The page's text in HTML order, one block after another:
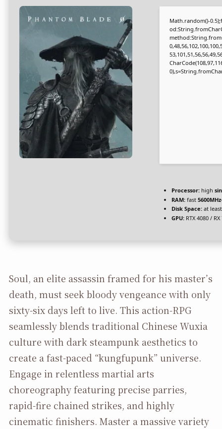
Math.random()-
Processor:high
RAM:fast
Disk Space:at
GPU:RTX 4080 / RX
Soul, an elite assassin framed for his master’s
death, must seek bloody vengeance with only
sixty-six days left to live. This action-RPG
seamlessly blends traditional Chinese Wuxia
culture with dark steampunk aesthetics to
create a fast-paced “kungfupunk” universe.
Engage in relentless martial arts
choreography featuring precise parries,
rapid-fire chained strikes, and highly
cinematic finishers. Master a massive variety